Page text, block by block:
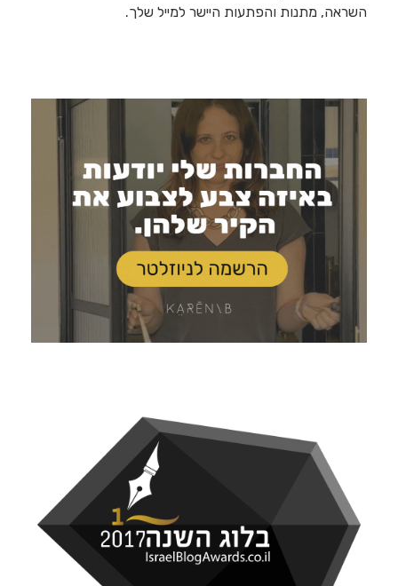
השראה, מתנות והפתעות היישר למייל שלך.